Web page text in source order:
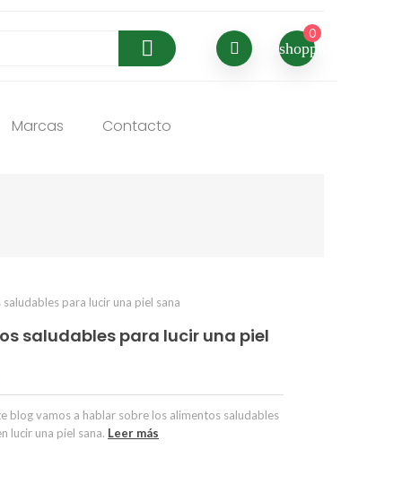
shopping_basket
0


Marcas Contacto
saludables para lucir una piel
blog vamos a hablar sobre los alimentos saludables
lucir una piel sana. Leer más